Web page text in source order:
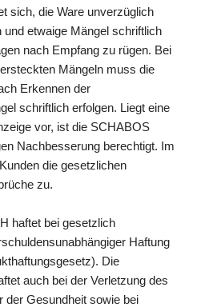
sich, die Ware unverzüglich
und etwaige Mängel schriftlich
nach Empfang zu rügen. Bei
Mängeln muss die
Erkennen der
schriftlich erfolgen. Liegt eine
vor, ist die SCHABOS
Nachbesserung berechtigt. Im
die gesetzlichen
zu.
haftet bei gesetzlich
Haftung
Die
auch bei der Verletzung des
der Gesundheit sowie bei